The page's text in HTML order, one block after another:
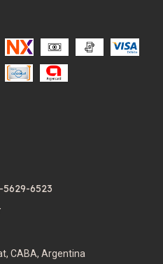
6523
CABA, Argentina